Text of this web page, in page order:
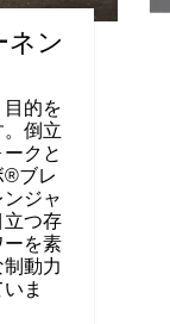
ン
的を
倒立
クと
®ブレ
ジャ
立つ存
ーを素
動力
ま